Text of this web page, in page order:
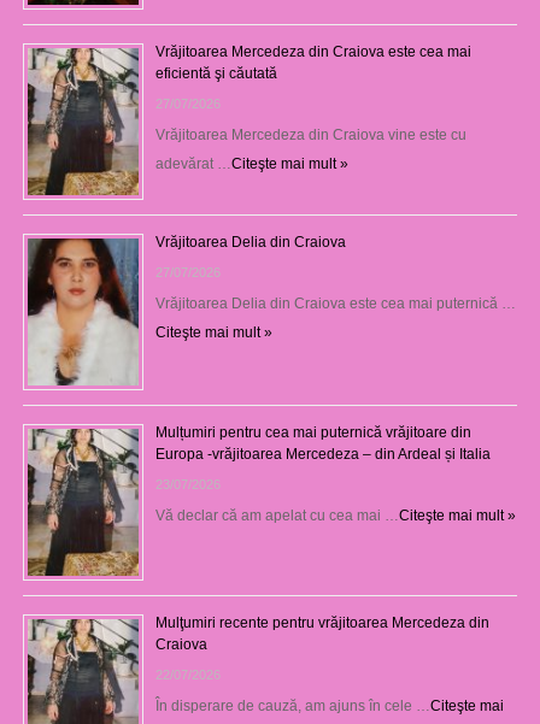
Vrăjitoarea Mercedeza din Craiova este cea mai
eficientă şi căutată
27/07/2026
Vrăjitoarea Mercedeza din Craiova vine este cu
adevărat … Citeşte mai mult »
Vrăjitoarea Delia din Craiova
27/07/2026
Vrăjitoarea Delia din Craiova este cea mai puternică …
Citeşte mai mult »
Mulțumiri pentru cea mai puternică vrăjitoare din
Europa -vrăjitoarea Mercedeza – din Ardeal și Italia
23/07/2026
Vă declar că am apelat cu cea mai … Citeşte mai mult »
Mulţumiri recente pentru vrăjitoarea Mercedeza din
Craiova
22/07/2026
În disperare de cauză, am ajuns în cele … Citeşte mai